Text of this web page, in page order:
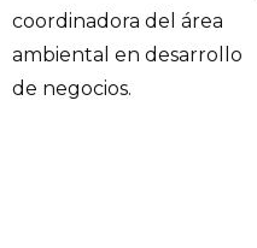
coordinadora del área
ambiental en desarrollo
de negocios.